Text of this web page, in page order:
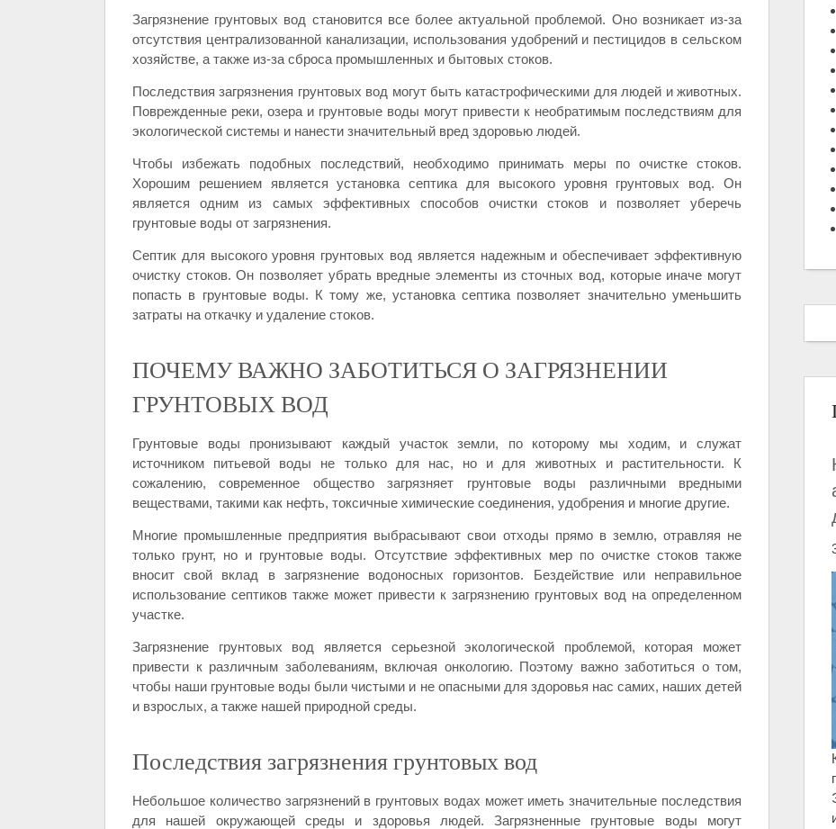
Загрязнение грунтовых вод становится все более актуальной проблемой. Оно возникает из-за
отсутствия централизованной канализации, использования удобрений и пестицидов в сельском
хозяйстве, а также из-за сброса промышленных и бытовых стоков.
Последствия загрязнения грунтовых вод могут быть катастрофическими для людей и животных.
Поврежденные реки, озера и грунтовые воды могут привести к необратимым последствиям для
экологической системы и нанести значительный вред здоровью людей.
Чтобы избежать подобных последствий, необходимо принимать меры по очистке стоков.
Хорошим решением является установка септика для высокого уровня грунтовых вод. Он
является одним из самых эффективных способов очистки стоков и позволяет уберечь
грунтовые воды от загрязнения.
Септик для высокого уровня грунтовых вод является надежным и обеспечивает эффективную
очистку стоков. Он позволяет убрать вредные элементы из сточных вод, которые иначе могут
попасть в грунтовые воды. К тому же, установка септика позволяет значительно уменьшить
затраты на откачку и удаление стоков.
ПОЧЕМУ ВАЖНО ЗАБОТИТЬСЯ О ЗАГРЯЗНЕНИИ
ГРУНТОВЫХ ВОД
Грунтовые воды пронизывают каждый участок земли, по которому мы ходим, и служат
источником питьевой воды не только для нас, но и для животных и растительности. К
сожалению, современное общество загрязняет грунтовые воды различными вредными
веществами, такими как нефть, токсичные химические соединения, удобрения и многие другие.
Многие промышленные предприятия выбрасывают свои отходы прямо в землю, отравляя не
только грунт, но и грунтовые воды. Отсутствие эффективных мер по очистке стоков также
вносит свой вклад в загрязнение водоносных горизонтов. Бездействие или неправильное
использование септиков также может привести к загрязнению грунтовых вод на определенном
участке.
Загрязнение грунтовых вод является серьезной экологической проблемой, которая может
привести к различным заболеваниям, включая онкологию. Поэтому важно заботиться о том,
чтобы наши грунтовые воды были чистыми и не опасными для здоровья нас самих, наших детей
и взрослых, а также нашей природной среды.
Последствия загрязнения грунтовых вод
Небольшое количество загрязнений в грунтовых водах может иметь значительные последствия
для нашей окружающей среды и здоровья людей. Загрязненные грунтовые воды могут